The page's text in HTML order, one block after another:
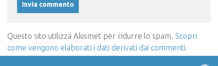
Questo sito utilizza Akismet per ridurre lo spam. Scopri
come vengono elaborati i dati derivati dai commenti.